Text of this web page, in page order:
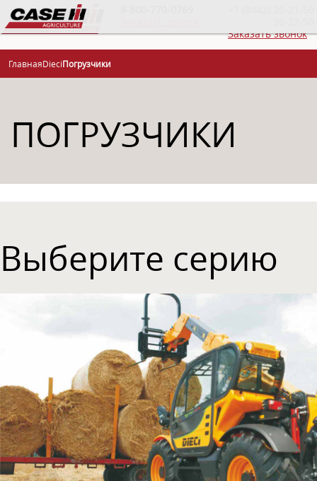
Заказать звонок
ГлавнаяDieciПогрузчики
ПОГРУЗЧИКИ
Выберите серию